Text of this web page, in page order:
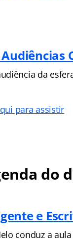
da
para assistir
do
e
conduz a